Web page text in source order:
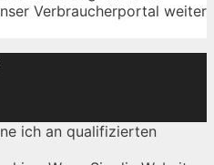
Verbraucherportal weiter
ich an qualifizierten